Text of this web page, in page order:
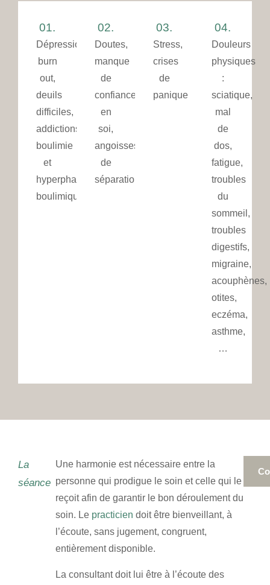
01.
Dépression,
burn
out,
deuils
difficiles,
addictions,
boulimie
et
hyperphagie
boulimique
02.
Doutes,
manque
de
confiance
en
soi,
angoisses
de
séparation
03.
Stress,
crises
de
panique
04.
Douleurs
physiques
:
sciatique,
mal
de
dos,
fatigue,
troubles
du
sommeil,
troubles
digestifs,
migraine,
acouphènes,
otites,
eczéma,
asthme,
…
La
séance
Une harmonie est nécessaire entre la
personne qui prodigue le soin et celle qui le
reçoit afin de garantir le bon déroulement du
soin. Le practicien doit être bienveillant, à
l’écoute, sans jugement, congruent,
entièrement disponible.
La consultant doit lui être à l’écoute des